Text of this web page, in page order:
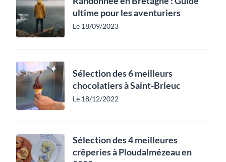
ultime pour les aventuriers
Le 18/09/2023
Sélection des 6 meilleurs
chocolatiers à Saint-Brieuc
Le 18/12/2022
Sélection des 4 meilleures
crêperies à Ploudalmézeau en